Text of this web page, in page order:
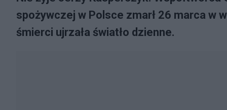
spożywczej w Polsce zmarł 26 marca w
śmierci ujrzała światło dzienne.